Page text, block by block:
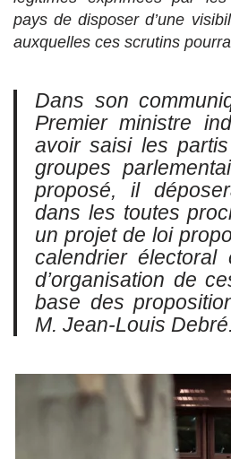
pays de disposer d’une
auxquelles ces scrutins
Dans son
Premier ministre
avoir saisi les
groupes
proposé, il
dans les toutes
un projet de loi
calendrier électoral
d’organisation de
base des
M. Jean-Louis